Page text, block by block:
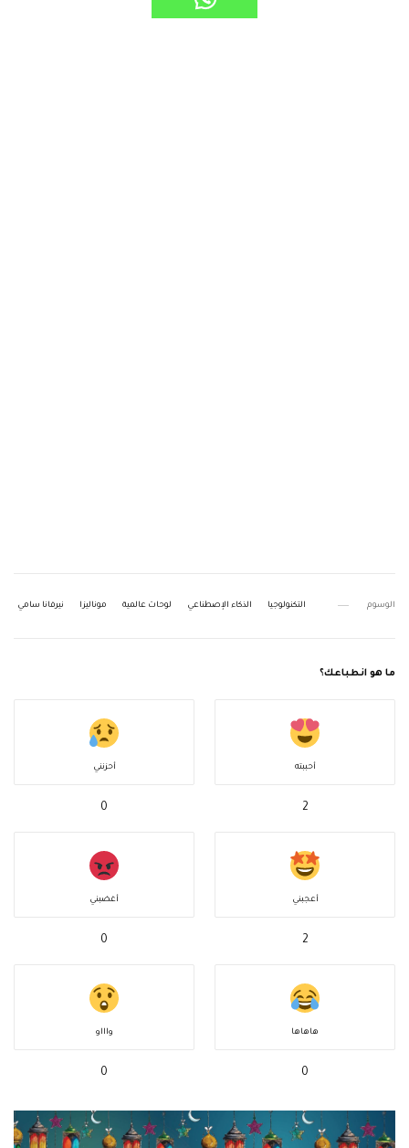
الوسوم التكنولوجيا الذكاء الإصطناعي لوحات عالمية موناليزا نيرفانا سامي
ما هو انطباعك؟
أحببته
2
أحزنني
0
أعجبني
2
أغضبني
0
هاهاها
0
واااو
0